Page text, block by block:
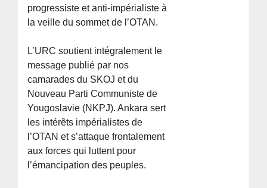
progressiste et anti-impérialiste à
la veille du sommet de l’OTAN.
L’URC soutient intégralement le
message publié par nos
camarades du SKOJ et du
Nouveau Parti Communiste de
Yougoslavie (NKPJ). Ankara sert
les intérêts impérialistes de
l’OTAN et s’attaque frontalement
aux forces qui luttent pour
l’émancipation des peuples.